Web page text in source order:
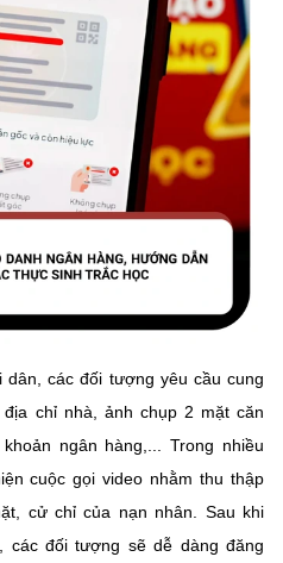
CÔNG NGHỆ
AND TECHNOLOGY
Góp ý
và Công nghệ (MST)
Thị Hải Hằng
Khoa học và Công nghệ.
- 18 Nguyễn Du, TP. Hà Nội
khi phát hành lại thông tin từ
các đối tượng yêu cầu cung
chỉ nhà, ảnh chụp 2 mặt căn
ngân hàng,... Trong nhiều
cuộc gọi video nhằm thu thập
cử chỉ của nạn nhân. Sau khi
các đối tượng sẽ dễ dàng đăng